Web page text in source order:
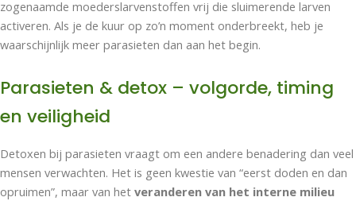
zogenaamde moederslarvenstoffen vrij die sluimerende larven
activeren. Als je de kuur op zo’n moment onderbreekt, heb je
waarschijnlijk meer parasieten dan aan het begin.
Parasieten & detox – volgorde, timing
en veiligheid
Detoxen bij parasieten vraagt om een andere benadering dan veel
mensen verwachten. Het is geen kwestie van “eerst doden en dan
opruimen”, maar van het veranderen van het interne milieu